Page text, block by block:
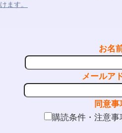
けます。
お名
メールア
同意事
購読条件・注意